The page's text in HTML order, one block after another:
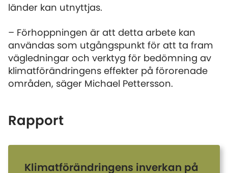
länder kan utnyttjas.
– Förhoppningen är att detta arbete kan
användas som utgångspunkt för att ta fram
vägledningar och verktyg för bedömning av
klimatförändringens effekter på förorenade
områden, säger Michael Pettersson.
Rapport
Klimatförändringens inverkan på